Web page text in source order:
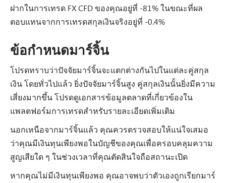
ฝากในการเทรด FX CFD ของคุณอยู่ที่ -81% ในขณะที่ผล
ตอบแทนจากการเทรดสกุลเงินจริงอยู่ที่ -0.4%
ข้อกำหนดมาร์จิ้น
โปรดทราบว่าปัจจัยมาร์จิ้นจะแตกต่างกันไปในแต่ละคู่สกุล
เงิน โดยทั่วไปแล้ว ยิ่งปัจจัยมาร์จิ้นสูง คู่สกุลเงินนั้นยิ่งมีความ
เสี่ยงมากขึ้น โปรดดูเอกสารข้อมูลตลาดที่เกี่ยวข้องใน
แพลตฟอร์มการเทรดสำหรับรายละเอียดเพิ่มเติม
นอกเหนือจากมาร์จิ้นแล้ว คุณควรตรวจสอบให้แน่ใจเสมอ
ว่าคุณมีเงินทุนเพียงพอในบัญชีของคุณเพื่อครอบคลุมความ
สูญเสียใด ๆ ในช่วงเวลาที่คุณตัดสินใจถือสถานะเปิด
หากคุณไม่มีเงินทุนเพียงพอ คุณอาจพบว่าตัวเองถูกเรียกมาร์